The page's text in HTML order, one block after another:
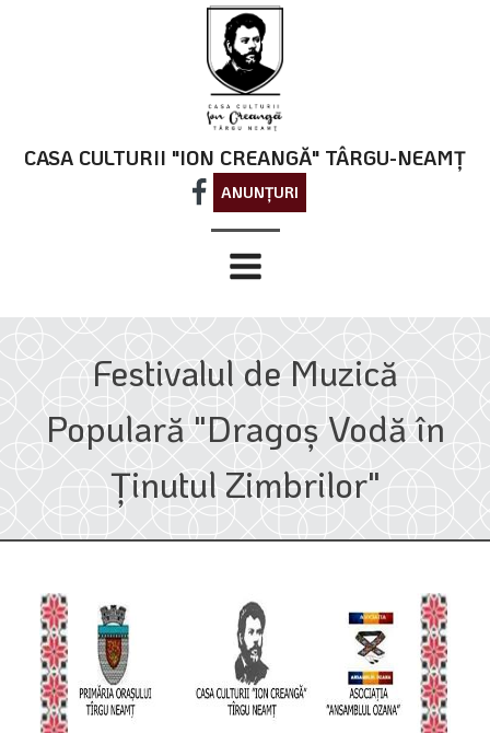
CASA CULTURII "ION CREANGĂ" TÂRGU-NEAMȚ
ANUNȚURI
Festivalul de Muzică
Populară "Dragoș Vodă în
Ținutul Zimbrilor"